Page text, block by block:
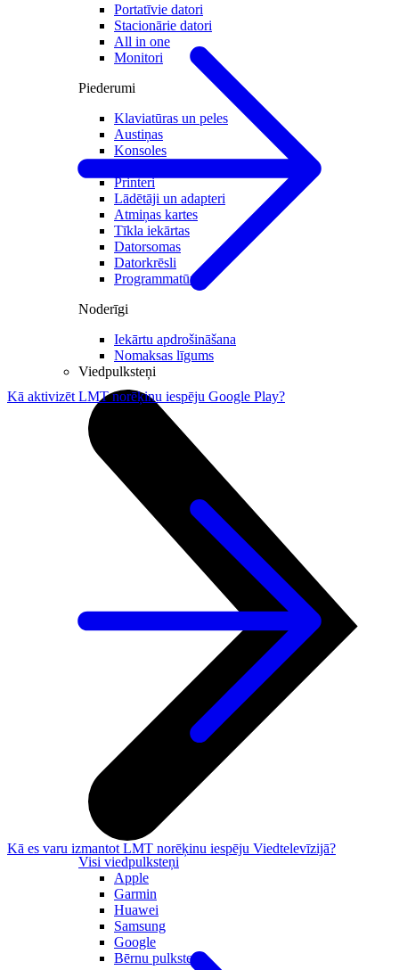
Portatīvie datori
Stacionārie datori
All in one
Monitori
Piederumi
Klaviatūras un peles
Austiņas
Konsoles
Printeri
Lādētāji un adapteri
Atmiņas kartes
Tīkla iekārtas
Datorsomas
Datorkrēsli
Programmatūra
Noderīgi
Iekārtu apdrošināšana
Nomaksas līgums
Viedpulksteņi
Visi viedpulksteņi
Apple
Garmin
Huawei
Samsung
Google
Bērnu pulksteņi
Kā aktivizēt LMT norēķinu iespēju Google Play?
Kā es varu izmantot LMT norēķinu iespēju Viedtelevīzijā?